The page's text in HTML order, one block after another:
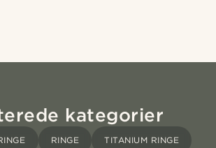
kategorier
RINGE TITANIUM RINGE